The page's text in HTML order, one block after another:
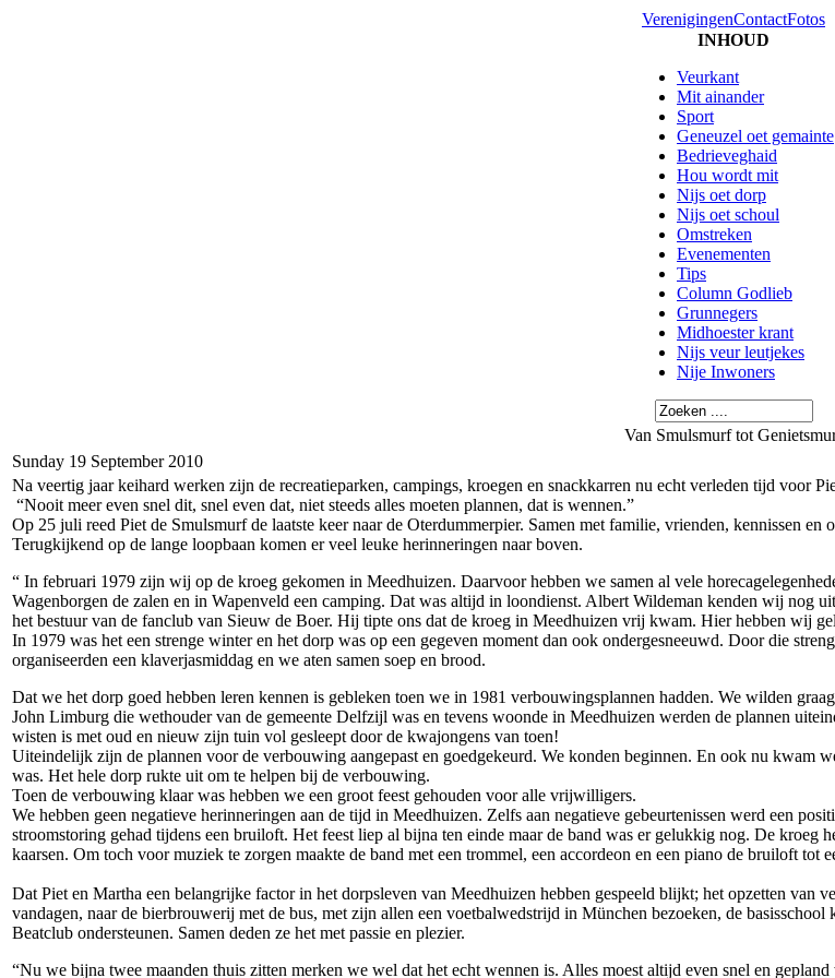
VerenigingenContactFotos
INHOUD
Veurkant
Mit ainander
Sport
Geneuzel oet gemainte
Bedrieveghaid
Hou wordt mit
Nijs oet dorp
Nijs oet schoul
Omstreken
Evenementen
Tips
Column Godlieb
Grunnegers
Midhoester krant
Nijs veur leutjekes
Nije Inwoners
Van Smulsmurf tot
Sunday 19 September 2010
Na veertig jaar keihard werken zijn de recreatieparken, campings, kroegen en snackkarren nu echt verleden tijd voor
“Nooit meer even snel dit, snel even dat, niet steeds alles moeten plannen, dat is wennen.”
Op 25 juli reed Piet de Smulsmurf de laatste keer naar de Oterdummerpier. Samen met familie, vrienden, kennissen en
Terugkijkend op de lange loopbaan komen er veel leuke herinneringen naar boven.
“ In februari 1979 zijn wij op de kroeg gekomen in Meedhuizen. Daarvoor hebben we samen al vele
Wagenborgen de zalen en in Wapenveld een camping. Dat was altijd in loondienst. Albert Wildeman kenden wij nog
het bestuur van de fanclub van Sieuw de Boer. Hij tipte ons dat de kroeg in Meedhuizen vrij kwam. Hier hebben wij
In 1979 was het een strenge winter en het dorp was op een gegeven moment dan ook ondergesneeuwd. Door die
organiseerden een klaverjasmiddag en we aten samen soep en brood.
Dat we het dorp goed hebben leren kennen is gebleken toen we in 1981 verbouwingsplannen hadden. We wilden
John Limburg die wethouder van de gemeente Delfzijl was en tevens woonde in Meedhuizen werden de plannen
wisten is met oud en nieuw zijn tuin vol gesleept door de kwajongens van toen!
Uiteindelijk zijn de plannen voor de verbouwing aangepast en goedgekeurd. We konden beginnen. En ook nu kwam
was. Het hele dorp rukte uit om te helpen bij de verbouwing.
Toen de verbouwing klaar was hebben we een groot feest gehouden voor alle vrijwilligers.
We hebben geen negatieve herinneringen aan de tijd in Meedhuizen. Zelfs aan negatieve gebeurtenissen werd een
stroomstoring gehad tijdens een bruiloft. Het feest liep al bijna ten einde maar de band was er gelukkig nog. De kroeg
kaarsen. Om toch voor muziek te zorgen maakte de band met een trommel, een accordeon en een piano de bruiloft tot
Dat Piet en Martha een belangrijke factor in het dorpsleven van Meedhuizen hebben gespeeld blijkt; het opzetten van
vandagen, naar de bierbrouwerij met de bus, met zijn allen een voetbalwedstrijd in München bezoeken, de
Beatclub ondersteunen. Samen deden ze het met passie en plezier.
“Nu we bijna twee maanden thuis zitten merken we wel dat het echt wennen is. Alles moest altijd even snel en